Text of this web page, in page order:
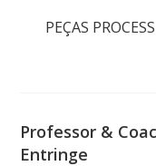
PEÇAS
Professor &
Entringe